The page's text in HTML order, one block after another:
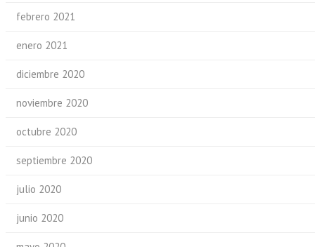
febrero 2021
enero 2021
diciembre 2020
noviembre 2020
octubre 2020
septiembre 2020
julio 2020
junio 2020